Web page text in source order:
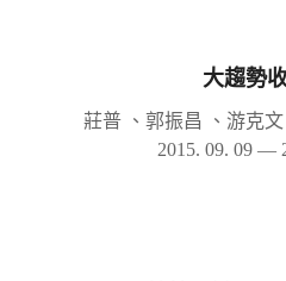
大趨勢
莊普 、郭振昌 、游克
2015. 09. 09 —